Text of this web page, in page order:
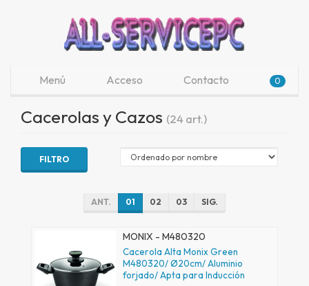
Menú Acceso Contacto 0
Cacerolas y Cazos (24 art.)
FILTRO
ANT. 01 02 03 SIG.
MONIX - M480320
Cacerola Alta Monix Green
M480320/ Ø20cm/ Aluminio
forjado/ Apta para Inducción